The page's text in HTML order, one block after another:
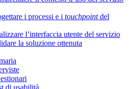
i processi e i touchpointdel
l’interfaccia utente del servizio
la soluzione ottenuta
di usabilità